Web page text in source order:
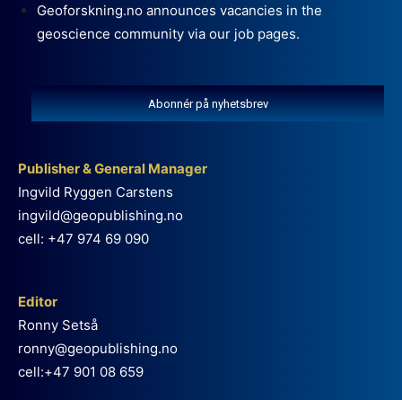
Geoforskning.no announces vacancies in the
geoscience community via our job pages.
Abonnér på nyhetsbrev
Publisher & General Manager
Ingvild Ryggen Carstens
ingvild@geopublishing.no
cell: +47 974 69 090
Editor
Ronny Setså
ronny@geopublishing.no
cell:+47 901 08 659